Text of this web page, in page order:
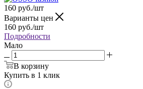
160 руб./шт
Варианты цен
160 руб./шт
Подробности
Мало
В корзину
Купить в 1 клик